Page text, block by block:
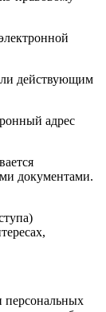
действующим
адрес
документами.
персональных